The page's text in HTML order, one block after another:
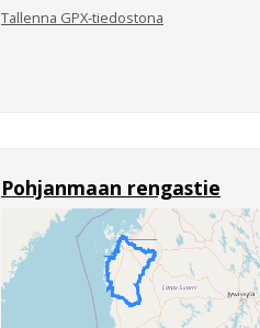
Tallenna GPX-tiedostona
Pohjanmaan rengastie